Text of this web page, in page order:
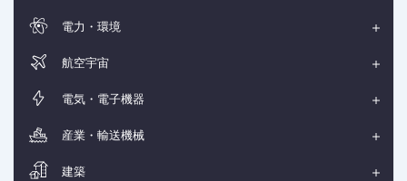
電力・環境
航空宇宙
電気・電子機器
産業・輸送機械
建築